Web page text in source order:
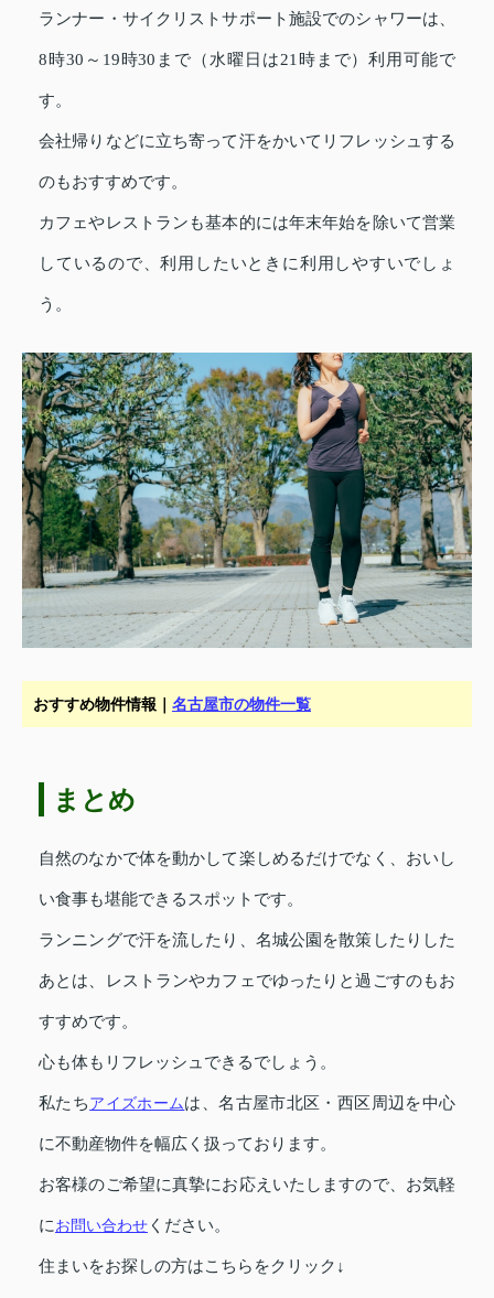
ランナー・サイクリストサポート施設でのシャワーは、
8時30～19時30まで（水曜日は21時まで）利用可能で
す。
会社帰りなどに立ち寄って汗をかいてリフレッシュする
のもおすすめです。
カフェやレストランも基本的には年末年始を除いて営業
しているので、利用したいときに利用しやすいでしょ
う。
おすすめ物件情報｜ 名古屋市の物件一覧
まとめ
自然のなかで体を動かして楽しめるだけでなく、おいし
い食事も堪能できるスポットです。
ランニングで汗を流したり、名城公園を散策したりした
あとは、レストランやカフェでゆったりと過ごすのもお
すすめです。
心も体もリフレッシュできるでしょう。
私たちアイズホームは、名古屋市北区・西区周辺を中心
に不動産物件を幅広く扱っております。
お客様のご希望に真摯にお応えいたしますので、お気軽
にお問い合わせ ください。
住まいをお探しの方はこちらをクリック↓